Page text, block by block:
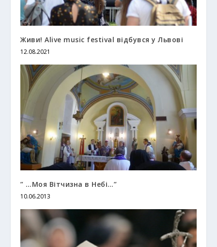
Живи! Alive music festival відбувся у Львові
12.08.2021
” …Моя Вітчизна в Небі…”
10.06.2013